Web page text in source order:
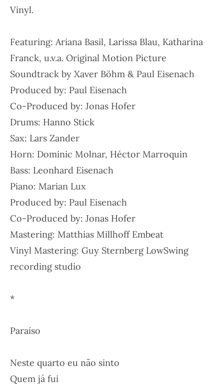
Vinyl.
Featuring: Ariana Basil, Larissa Blau, Katharina
Franck, u.v.a. Original Motion Picture
Soundtrack by Xaver Böhm & Paul Eisenach
Produced by: Paul Eisenach
Co-Produced by: Jonas Hofer
Drums: Hanno Stick
Sax: Lars Zander
Horn: Dominic Molnar, Héctor Marroquin
Bass: Leonhard Eisenach
Piano: Marian Lux
Produced by: Paul Eisenach
Co-Produced by: Jonas Hofer
Mastering: Matthias Millhoff Embeat
Vinyl Mastering: Guy Sternberg LowSwing
recording studio
*
Paraíso
Neste quarto eu não sinto
Quem já fui